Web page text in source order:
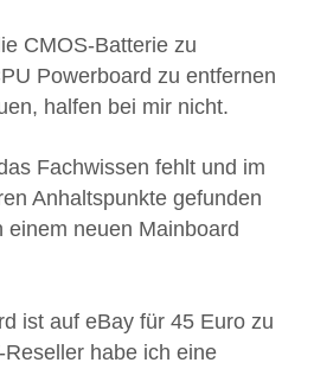
CMOS-Batterie zu
Powerboard zu entfernen
halfen bei mir nicht.
Fachwissen fehlt und im
Anhaltspunkte gefunden
einem neuen Mainboard
ist auf eBay für 45 Euro zu
habe ich eine